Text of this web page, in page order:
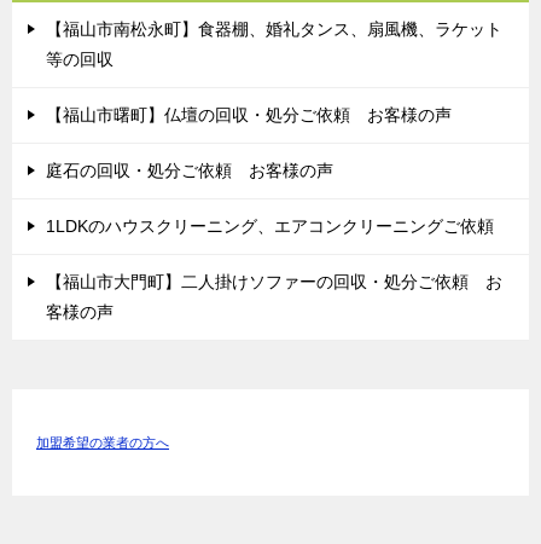
【福山市南松永町】食器棚、婚礼タンス、扇風機、ラケット
等の回収
【福山市曙町】仏壇の回収・処分ご依頼 お客様の声
庭石の回収・処分ご依頼 お客様の声
1LDKのハウスクリーニング、エアコンクリーニングご依頼
【福山市大門町】二人掛けソファーの回収・処分ご依頼 お
客様の声
加盟希望の業者の方へ